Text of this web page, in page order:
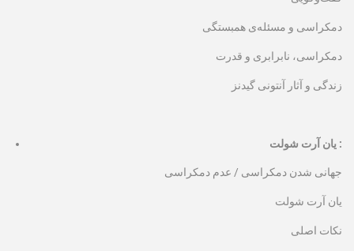
دمکراسی و مسئله‌ی همبستگی
دمکراسی، نابرابری و قدرت
زندگی و آثار آنتونی گیدنز
یان آرت شولت :
جهانی شدن دمکراسی / عدم دمکراسی
یان آرت شولت
نکات اصلی